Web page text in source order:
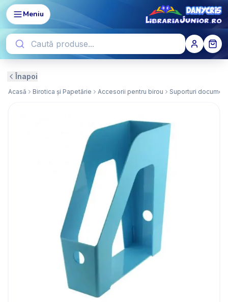
Meniu
Înapoi
Acasă Birotica și Papetărie Accesorii pentru birou Suporturi